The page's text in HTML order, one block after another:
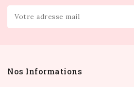
Nos Informations